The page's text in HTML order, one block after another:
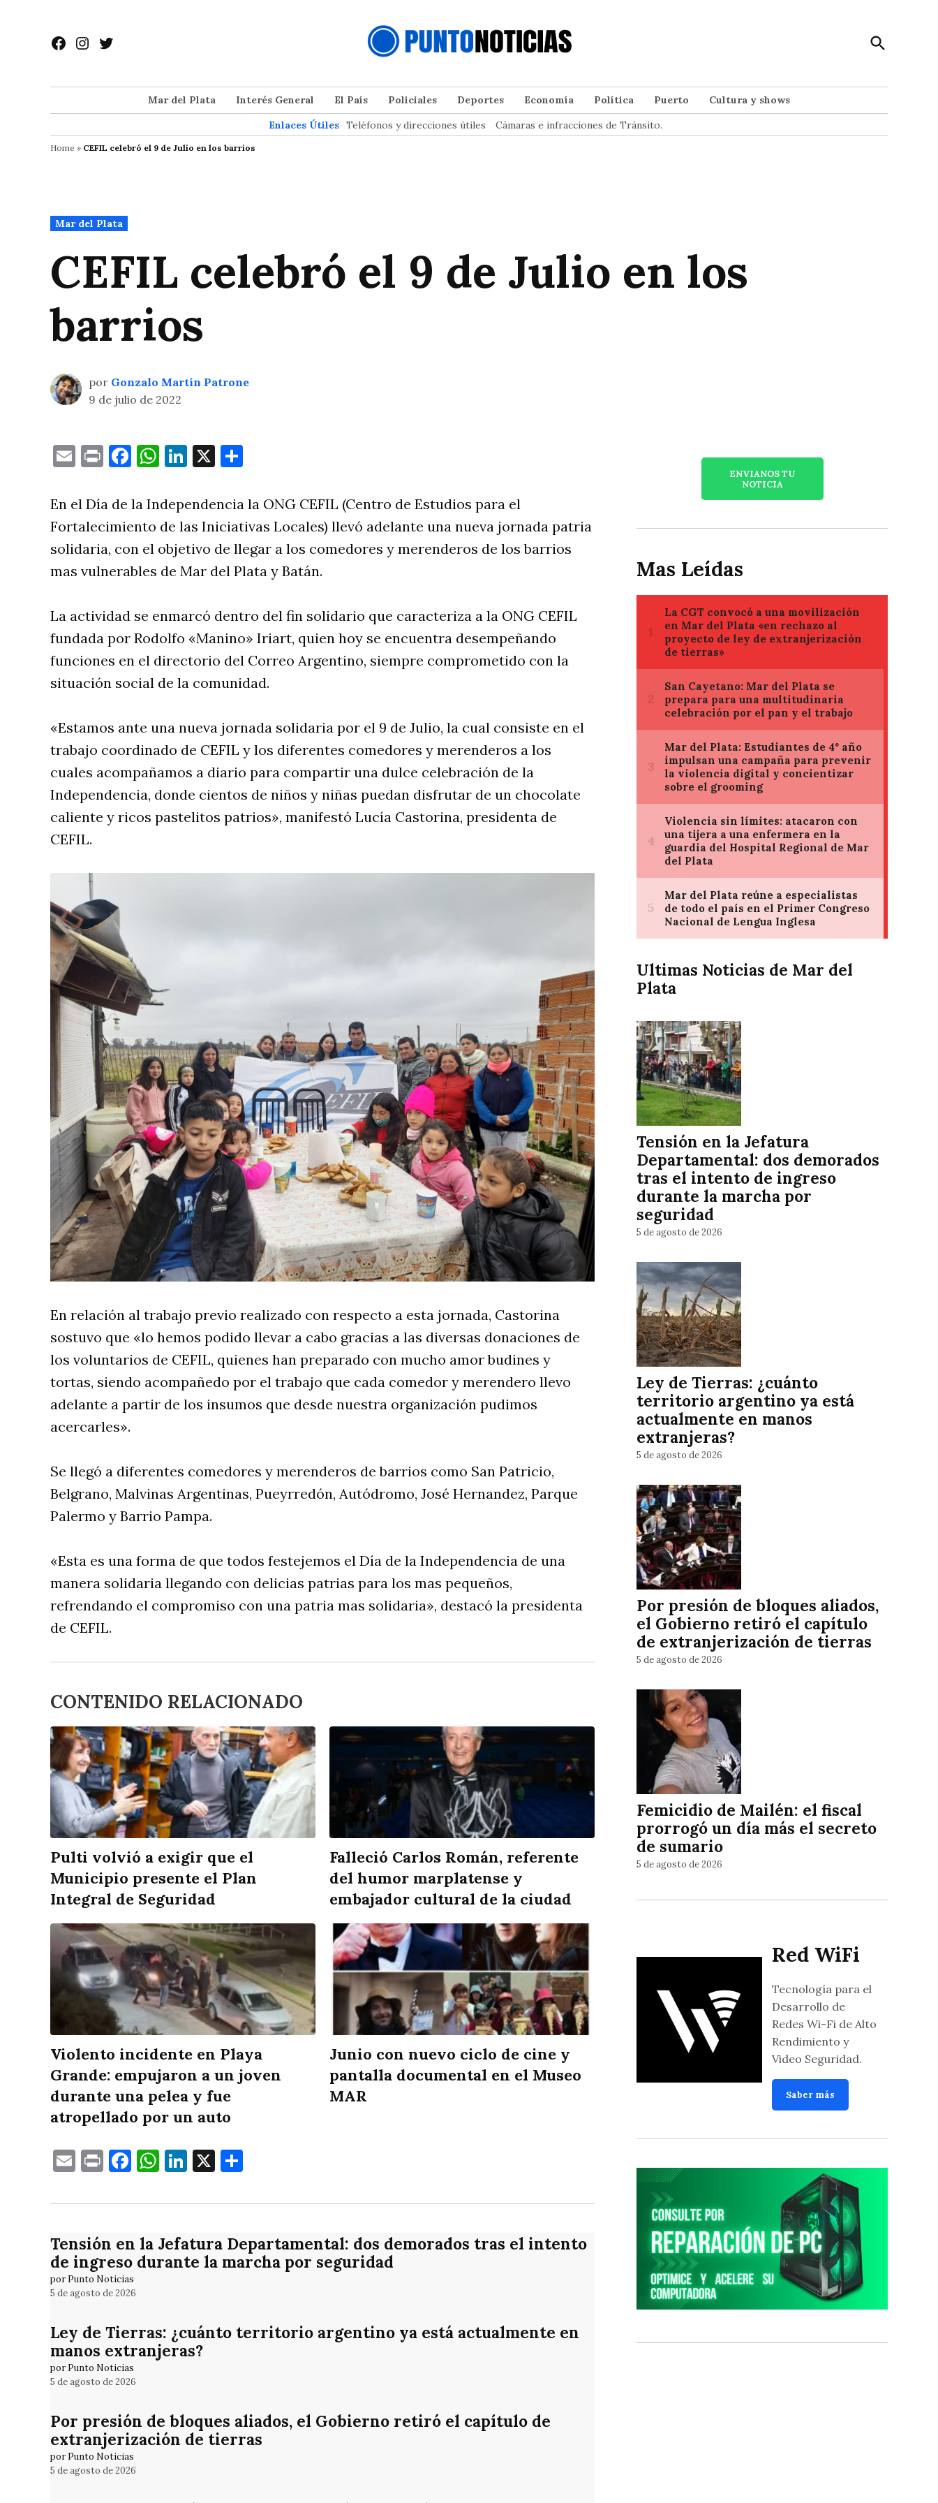
contenido
Facebook
Instagram
Twitter
Open
Search
Mar del Plata Interés General El País Policiales Deportes Economía Política Puerto
Cultura y shows
Enlaces Útiles Teléfonos y direcciones útiles Cámaras e infracciones de Tránsito.
Home » CEFIL celebró el 9 de Julio en los barrios
Publicado
en
Mar del Plata
CEFIL celebró el 9 de Julio en los
barrios
por Gonzalo Martín Patrone
9 de julio de 2022
EmailPrintFacebook
WhatsApp
LinkedIn
X
En el Día de la Independencia la ONG CEFIL (Centro de Estudios para el
Fortalecimiento de las Iniciativas Locales) llevó adelante una nueva jornada patria
solidaria, con el objetivo de llegar a los comedores y merenderos de los barrios
mas vulnerables de Mar del Plata y Batán.
La actividad se enmarcó dentro del fin solidario que caracteriza a la ONG CEFIL
fundada por Rodolfo «Manino» Iriart, quien hoy se encuentra desempeñando
funciones en el directorio del Correo Argentino, siempre comprometido con la
situación social de la comunidad.
«Estamos ante una nueva jornada solidaria por el 9 de Julio, la cual consiste en el
trabajo coordinado de CEFIL y los diferentes comedores y merenderos a los
cuales acompañamos a diario para compartir una dulce celebración de la
Independencia, donde cientos de niños y niñas puedan disfrutar de un chocolate
caliente y ricos pastelitos patrios», manifestó Lucía Castorina, presidenta de
CEFIL.
En relación al trabajo previo realizado con respecto a esta jornada, Castorina
sostuvo que «lo hemos podido llevar a cabo gracias a las diversas donaciones de
los voluntarios de CEFIL, quienes han preparado con mucho amor budines y
tortas, siendo acompañedo por el trabajo que cada comedor y merendero llevo
adelante a partir de los insumos que desde nuestra organización pudimos
acercarles».
Se llegó a diferentes comedores y merenderos de barrios como San Patricio,
Belgrano, Malvinas Argentinas, Pueyrredón, Autódromo, José Hernandez, Parque
Palermo y Barrio Pampa.
«Esta es una forma de que todos festejemos el Día de la Independencia de una
manera solidaria llegando con delicias patrias para los mas pequeños,
refrendando el compromiso con una patria mas solidaria», destacó la presidenta
de CEFIL.
CONTENIDO RELACIONADO
Pulti volvió a exigir que el
Municipio presente el Plan
Integral de Seguridad
Falleció Carlos Román, referente
del humor marplatense y
embajador cultural de la ciudad
Violento incidente en Playa
Grande: empujaron a un joven
durante una pelea y fue
atropellado por un auto
Junio con nuevo ciclo de cine y
pantalla documental en el Museo
MAR
EmailPrintFacebook
WhatsApp
LinkedIn
X
Tensión en la Jefatura Departamental: dos demorados tras el intento
de ingreso durante la marcha por seguridad
por Punto Noticias
5 de agosto de 2026
Ley de Tierras: ¿cuánto territorio argentino ya está actualmente en
manos extranjeras?
por Punto Noticias
5 de agosto de 2026
Por presión de bloques aliados, el Gobierno retiró el capítulo de
extranjerización de tierras
por Punto Noticias
5 de agosto de 2026
ENVIANOS TU
NOTICIA
Mas Leídas
Ultimas Noticias de Mar del
Plata
Tensión en la Jefatura
Departamental: dos demorados
tras el intento de ingreso
durante la marcha por
seguridad
5 de agosto de 2026
Ley de Tierras: ¿cuánto
territorio argentino ya está
actualmente en manos
extranjeras?
5 de agosto de 2026
Por presión de bloques aliados,
el Gobierno retiró el capítulo
de extranjerización de tierras
5 de agosto de 2026
Femicidio de Mailén: el fiscal
prorrogó un día más el secreto
de sumario
5 de agosto de 2026
Red WiFi
Tecnología para el
Desarrollo de
Redes Wi-Fi de Alto
Rendimiento y
Video Seguridad.
Saber más